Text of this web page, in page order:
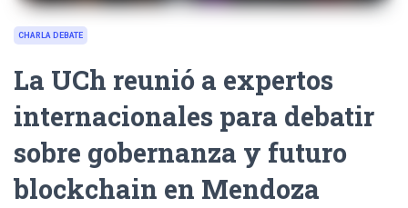
CHARLA DEBATE
La UCh reunió a expertos
internacionales para debatir
sobre gobernanza y futuro
blockchain en Mendoza